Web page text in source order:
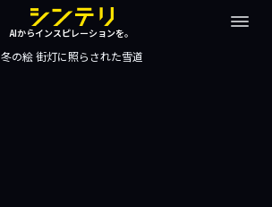
AIからインスピレーションを。
冬の絵 街灯に照らされた雪道